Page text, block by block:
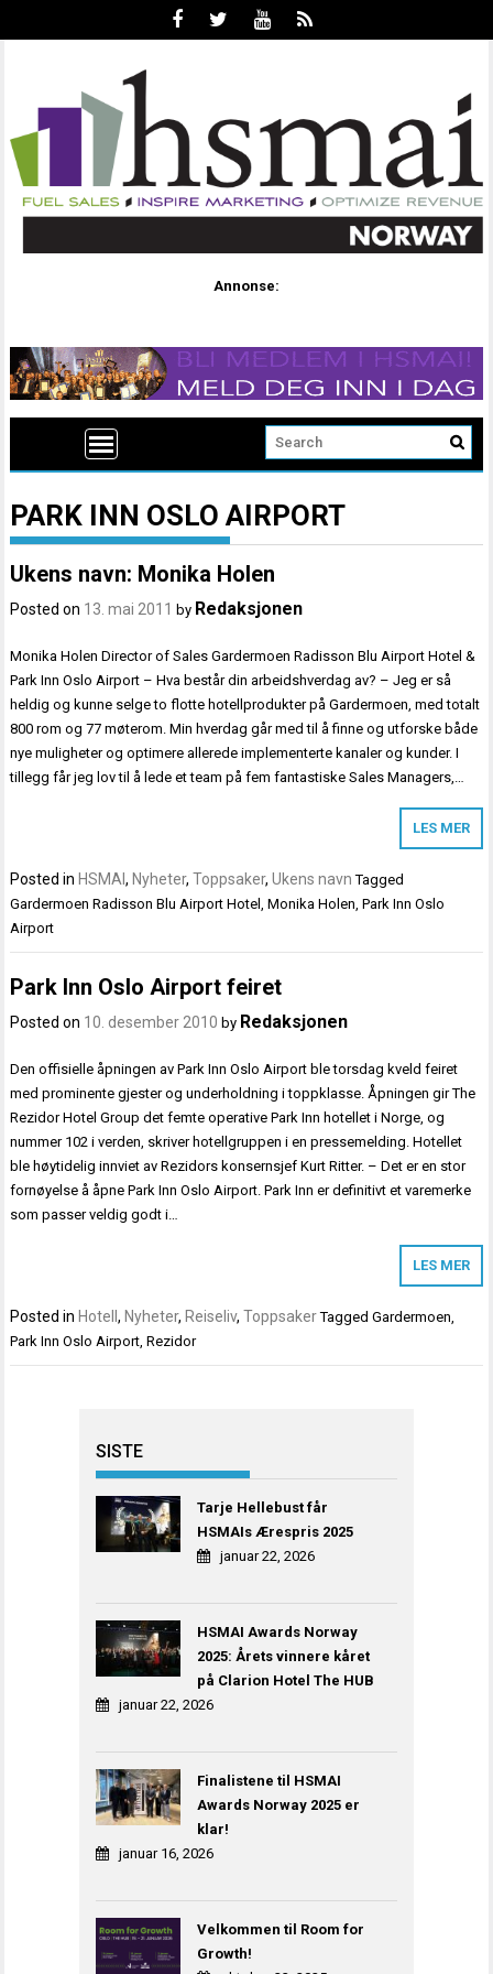
Annonse:
PARK INN OSLO AIRPORT
Ukens navn: Monika Holen
Posted on 13. mai 2011 by Redaksjonen
Monika Holen Director of Sales Gardermoen Radisson Blu Airport Hotel &
Park Inn Oslo Airport – Hva består din arbeidshverdag av? – Jeg er så
heldig og kunne selge to flotte hotellprodukter på Gardermoen, med totalt
800 rom og 77 møterom. Min hverdag går med til å finne og utforske både
nye muligheter og optimere allerede implementerte kanaler og kunder. I
tillegg får jeg lov til å lede et team på fem fantastiske Sales Managers,…
LES MER
Posted in HSMAI, Nyheter,Toppsaker,Ukens navn Tagged
Gardermoen Radisson Blu Airport Hotel,Monika Holen,Park Inn Oslo
Airport
Park Inn Oslo Airport feiret
Posted on 10. desember 2010 by Redaksjonen
Den offisielle åpningen av Park Inn Oslo Airport ble torsdag kveld feiret
med prominente gjester og underholdning i toppklasse. Åpningen gir The
Rezidor Hotel Group det femte operative Park Inn hotellet i Norge, og
nummer 102 i verden, skriver hotellgruppen i en pressemelding. Hotellet
ble høytidelig innviet av Rezidors konsernsjef Kurt Ritter. – Det er en stor
fornøyelse å åpne Park Inn Oslo Airport. Park Inn er definitivt et varemerke
som passer veldig godt i…
LES MER
Posted in Hotell, Nyheter, Reiseliv,Toppsaker TaggedGardermoen
Park Inn Oslo Airport ,Rezidor
SISTE
Tarje Hellebust får
HSMAIs Ærespris 2025
januar 22, 2026
HSMAI Awards Norway
2025: Årets vinnere kåret
på Clarion Hotel The HUB
januar 22, 2026
Finalistene til HSMAI
Awards Norway 2025 er
klar!
januar 16, 2026
Velkommen til Room for
Growth!